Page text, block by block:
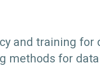
and training
methods for